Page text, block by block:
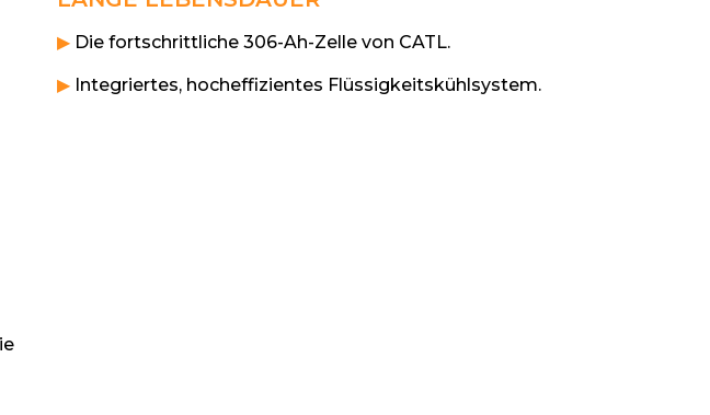
▶Die fortschrittliche 306-Ah-Zelle von CATL.
▶Integriertes, hocheffizientes Flüssigkeitskühlsystem.